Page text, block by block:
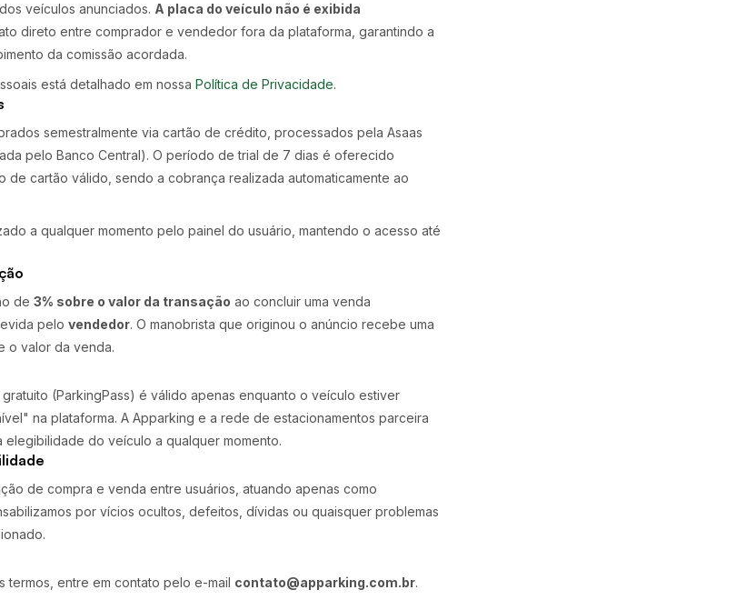
veículos anunciados. A placa do veículo não é exibida
direto entre comprador e vendedor fora da plataforma, garantindo a
da comissão acordada.
está detalhado em nossa Política de Privacidade.
semestralmente via cartão de crédito, processados pela Asaas
pelo Banco Central). O período de trial de 7 dias é oferecido
de cartão válido, sendo a cobrança realizada automaticamente ao
a qualquer momento pelo painel do usuário, mantendo o acesso até
de 3% sobre o valor da transação ao concluir uma venda
pelo vendedor. O manobrista que originou o anúncio recebe uma
o valor da venda.
(ParkingPass) é válido apenas enquanto o veículo estiver
na plataforma. A Apparking e a rede de estacionamentos parceira
do veículo a qualquer momento.
de compra e venda entre usuários, atuando apenas como
por vícios ocultos, defeitos, dívidas ou quaisquer problemas
termos, entre em contato pelo e-mail contato@apparking.com.br.